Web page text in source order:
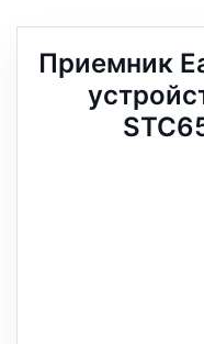
Приемник